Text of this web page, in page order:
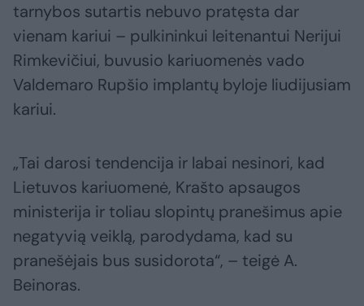
tarnybos sutartis nebuvo pratęsta dar
vienam kariui – pulkininkui leitenantui Nerijui
Rimkevičiui, buvusio kariuomenės vado
Valdemaro Rupšio implantų byloje liudijusiam
kariui.
„Tai darosi tendencija ir labai nesinori, kad
Lietuvos kariuomenė, Krašto apsaugos
ministerija ir toliau slopintų pranešimus apie
negatyvią veiklą, parodydama, kad su
pranešėjais bus susidorota“, – teigė A.
Beinoras.